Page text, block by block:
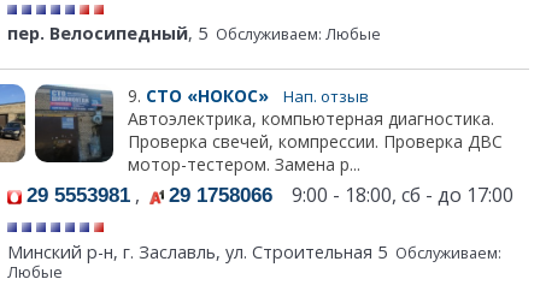
пер. Велосипедный, 5 Обслуживаем: Любые
9. СТО «НОКОС» Нап. отзыв
Автоэлектрика, компьютерная диагностика.
Проверка свечей, компрессии. Проверка ДВС
мотор-тестером. Замена р...
29 5553981 , 29 1758066 9:00 - 18:00, сб - до 17:00
Минский р-н, г. Заславль, ул. Строительная 5 Обслуживаем:
Любые